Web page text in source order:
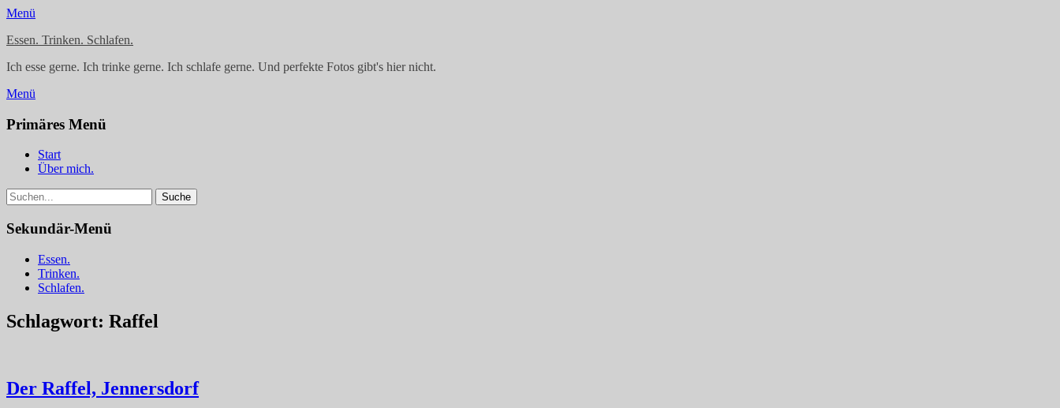
Menü
Essen. Trinken. Schlafen.
Ich esse gerne. Ich trinke gerne. Ich schlafe gerne. Und perfekte Fotos gibt's hier nicht.
Menü
Primäres Menü
Springe
zum
Start
Über mich.
Suchen
Suche
nach:
Sekundär-Menü
Springe
zum
Inhalt
Essen.
Trinken.
Schlafen.
Schlagwort: Raffel
Der Raffel, Jennersdorf